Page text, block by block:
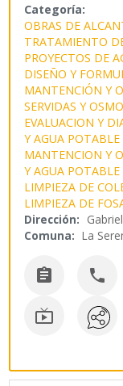
Categoría:
OBRAS DE
TRATAMIENTO
PROYECTOS DE
DISEÑO Y
MANTENCIÓN Y
SERVIDAS Y
EVALUACION Y
Y AGUA POTABLE
MANTENCION Y
Y AGUA POTABLE
LIMPIEZA DE
LIMPIEZA DE
Dirección:
Comuna: La
 
